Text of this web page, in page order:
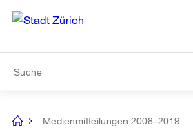
Navigation
[no
Medienmitteilungen 2008–2019